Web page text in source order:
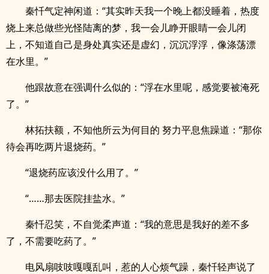
秦忏气定神闲道：“其实昨天我一个晚上都没睡着，热度
烧上来总做些光怪陆离的梦，我一会儿睁开眼睛一会儿闭
上，不知道自己是身处真实还是虚幻，沉沉浮浮，像涤荡漂
在水里。”
他跟故意在强调什么似的：“浮在水里呢，感觉要被淹死
了。”
林拓扶额，不知他所云为何目的 努力平息焦躁道：“那你
待会再吃两片退烧药。”
“退烧药应该没什么用了。”
“……那去医院挂盐水。”
秦忏忍笑，不自觉柔声道：“我的意思是我好的差不多
了，不需要吃药了。”
电风扇吱吱嘎嘎乱叫，惹的人心烦气躁，秦忏轻声说了